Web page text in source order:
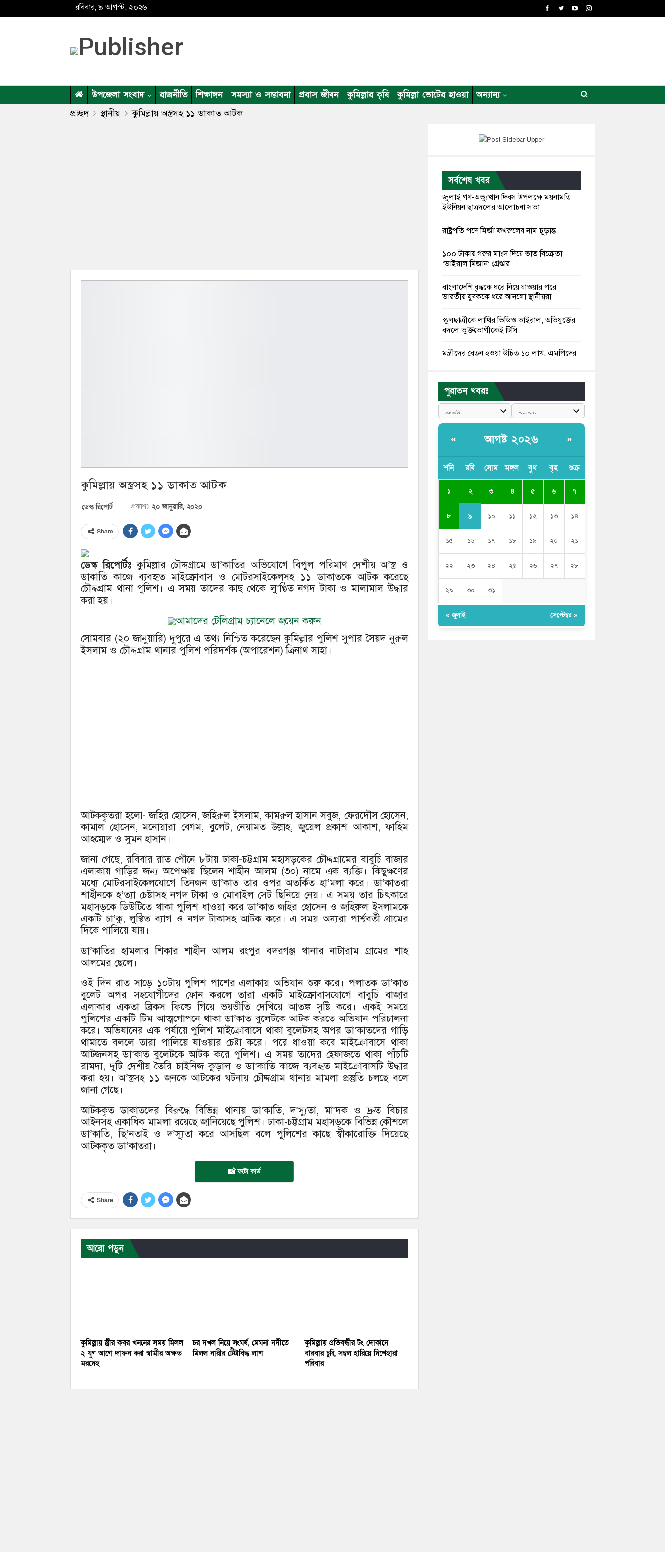
রবিবার, ৯ আগস্ট, ২০২৬
উপজেলা সংবাদ রাজনীতি শিক্ষাঙ্গন সমস্যা ও সম্ভাবনা প্রবাস জীবন কুমিল্লার কৃষি কুমিল্লা ভোটের হাওয়া অন্যান্য
প্রচ্ছদ স্থানীয় কুমিল্লায় অস্ত্রসহ ১১ ডাকাত আটক
কুমিল্লায় অস্ত্রসহ ১১ ডাকাত আটক
ডেস্ক রিপোর্ট প্রকাশঃ ২০ জানুয়ারি, ২০২০
Share
ডেস্ক রিপোর্টঃ কুমিল্লার চৌদ্দগ্রামে ডা’কাতির অভিযোগে বিপুল পরিমাণ দেশীয় অ’স্ত্র ও
ডাকাতি কাজে ব্যবহৃত মাইক্রোবাস ও মোটরসাইকেলসহ ১১ ডাকাতকে আটক করেছে
চৌদ্দগ্রাম থানা পুলিশ। এ সময় তাদের কাছ থেকে লু’ণ্ঠিত নগদ টাকা ও মালামাল উদ্ধার
করা হয়।
আমাদের টেলিগ্রাম চ্যানেলে জয়েন করুন
সোমবার (২০ জানুয়ারি) দুপুরে এ তথ্য নিশ্চিত করেছেন কুমিল্লার পুলিশ সুপার সৈয়দ নুরুল
ইসলাম ও চৌদ্দগ্রাম থানার পুলিশ পরিদর্শক (অপারেশন) ত্রিনাথ সাহা।
আটককৃতরা হলো- জহির হোসেন, জহিরুল ইসলাম, কামরুল হাসান সবুজ, ফেরদৌস হোসেন,
কামাল হোসেন, মনোয়ারা বেগম, বুলেট, নেয়ামত উল্লাহ, জুয়েল প্রকাশ আকাশ, ফাহিম
আহম্মেদ ও সুমন হাসান।
জানা গেছে, রবিবার রাত পৌনে ৮টায় ঢাকা-চট্টগ্রাম মহাসড়কের চৌদ্দগ্রামের বাবুচি বাজার
এলাকায় গাড়ির জন্য অপেক্ষায় ছিলেন শাহীন আলম (৩০) নামে এক ব্যক্তি। কিছুক্ষণের
মধ্যে মোটরসাইকেলযোগে তিনজন ডা’কাত তার ওপর অতর্কিত হা’মলা করে। ডা’কাতরা
শাহীনকে হ’ত্যা চেষ্টাসহ নগদ টাকা ও মোবাইল সেট ছিনিয়ে নেয়। এ সময় তার চিৎকারে
মহাসড়কে ডিউটিতে থাকা পুলিশ ধাওয়া করে ডা’কাত জহির হোসেন ও জহিরুল ইসলামকে
একটি চা’কু, লুণ্ঠিত ব্যাগ ও নগদ টাকাসহ আটক করে। এ সময় অন্যরা পার্শ্ববর্তী গ্রামের
দিকে পালিয়ে যায়।
ডা’কাতির হামলার শিকার শাহীন আলম রংপুর বদরগঞ্জ থানার নাটারাম গ্রামের শাহ
আলমের ছেলে।
ওই দিন রাত সাড়ে ১০টায় পুলিশ পাশের এলাকায় অভিযান শুরু করে। পলাতক ডা’কাত
বুলেট অপর সহযোগীদের ফোন করলে তারা একটি মাইক্রোবাসযোগে বাবুচি বাজার
এলাকার একতা ব্রিকস ফিল্ডে গিয়ে ভয়ভীতি দেখিয়ে আতঙ্ক সৃষ্টি করে। একই সময়ে
পুলিশের একটি টিম আত্মগোপনে থাকা ডা’কাত বুলেটকে আটক করতে অভিযান পরিচালনা
করে। অভিযানের এক পর্যায়ে পুলিশ মাইক্রোবাসে থাকা বুলেটসহ অপর ডা’কাতদের গাড়ি
থামাতে বললে তারা পালিয়ে যাওয়ার চেষ্টা করে। পরে ধাওয়া করে মাইক্রোবাসে থাকা
আটজনসহ ডা’কাত বুলেটকে আটক করে পুলিশ। এ সময় তাদের হেফাজতে থাকা পাঁচটি
রামদা, দুটি দেশীয় তৈরি চাইনিজ কুড়াল ও ডা’কাতি কাজে ব্যবহৃত মাইক্রোবাসটি উদ্ধার
করা হয়। অ’স্ত্রসহ ১১ জনকে আটকের ঘটনায় চৌদ্দগ্রাম থানায় মামলা প্রস্তুতি চলছে বলে
জানা গেছে।
আটককৃত ডাকাতদের বিরুদ্ধে বিভিন্ন থানায় ডা’কাতি, দ’স্যুতা, মা’দক ও দ্রুত বিচার
আইনসহ একাধিক মামলা রয়েছে জানিয়েছে পুলিশ। ঢাকা-চট্টগ্রাম মহাসড়কে বিভিন্ন কৌশলে
ডা’কাতি, ছি’নতাই ও দ’স্যুতা করে আসছিল বলে পুলিশের কাছে স্বীকারোক্তি দিয়েছে
আটককৃত ডা’কাতরা।
📸 ফটো কার্ড
Share
আরো পড়ুন
কুমিল্লায় স্ত্রীর কবর খননের সময় মিলল
২ যুগ আগে দাফন করা স্বামীর অক্ষত
মরদেহ
চর দখল নিয়ে সংঘর্ষ, মেঘনা নদীতে
মিলল নারীর টেঁটাবিদ্ধ লাশ
কুমিল্লায় প্রতিবন্ধীর টং দোকানে
বারবার চুরি, সম্বল হারিয়ে দিশেহারা
পরিবার
সর্বশেষ খবর
জুলাই গণ-অভ্যুত্থান দিবস উপলক্ষে ময়নামতি
ইউনিয়ন ছাত্রদলের আলোচনা সভা
রাষ্ট্রপতি পদে মির্জা ফখরুলের নাম চূড়ান্ত
১০০ টাকায় গরুর মাংস দিয়ে ভাত বিক্রেতা
‘ভাইরাল মিজান’ গ্রেপ্তার
বাংলাদেশি বৃদ্ধকে ধরে নিয়ে যাওয়ার পরে
ভারতীয় যুবককে ধরে আনলো স্থানীয়রা
স্কুলছাত্রীকে লাথির ভিডিও ভাইরাল, অভিযুক্তের
বদলে ভুক্তভোগীকেই টিসি
মন্ত্রীদের বেতন হওয়া উচিত ১০ লাখ, এমপিদের
রাষ্ট্রপতি পদে প্রস্তাব পাননি ড. ইউনূস, বিএনপির
বিবেচনায় মির্জা ফখরুল
আধা কিলোমিটারের কাজ চলছে মাসের পর মাস:
কাছে পাঠাতেন ইসলামী বিশ্ববিদ্যালয়ের ছাত্রী
আপনারা দেখেননি: এনসিপি নেতা
পুরাতন খবরঃ
« আগষ্ট ২০২৬ »
শনি রবি সোম মঙ্গল বুধ বৃহ শুক্র
১ ২ ৩ ৪ ৫ ৬ ৭
৮ ৯ ১০ ১১ ১২ ১৩ ১৪
১৫ ১৬ ১৭ ১৮ ১৯ ২০ ২১
২২ ২৩ ২৪ ২৫ ২৬ ২৭ ২৮
২৯ ৩০ ৩১
« জুলাই সেপ্টেম্বর »